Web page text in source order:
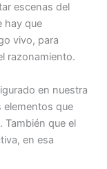
escenas del
hay que
vivo, para
razonamiento.
en nuestra
elementos que
que el
en esa